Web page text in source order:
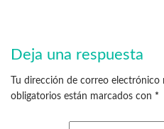
Deja una respuesta
Tu dirección de correo electrónico
obligatorios están marcados con *